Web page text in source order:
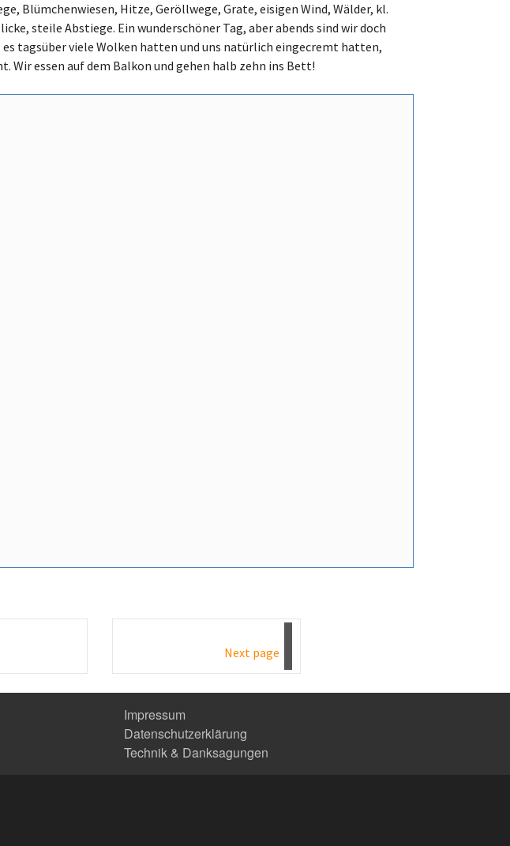
Blümchenwiesen, Hitze, Geröllwege, Grate, eisigen Wind, Wälder, kl.
steile Abstiege. Ein wunderschöner Tag, aber abends sind wir doch
tagsüber viele Wolken hatten und uns natürlich eingecremt hatten,
Wir essen auf dem Balkon und gehen halb zehn ins Bett!
Next page
Impressum
Datenschutzerklärung
Technik & Danksagungen